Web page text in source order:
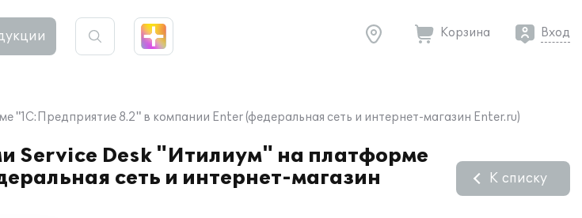
Корзина Вход
8.2" в компании Enter (федеральная сеть и интернет-магазин Enter.ru)
Service Desk "Итилиум" на платформе
сеть и интернет-магазин
К списку